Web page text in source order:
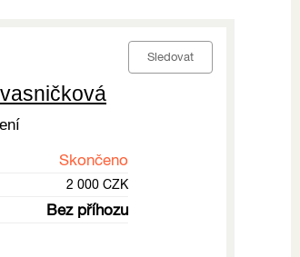
Sledovat
Skončeno
2 000 CZK
Bez příhozu